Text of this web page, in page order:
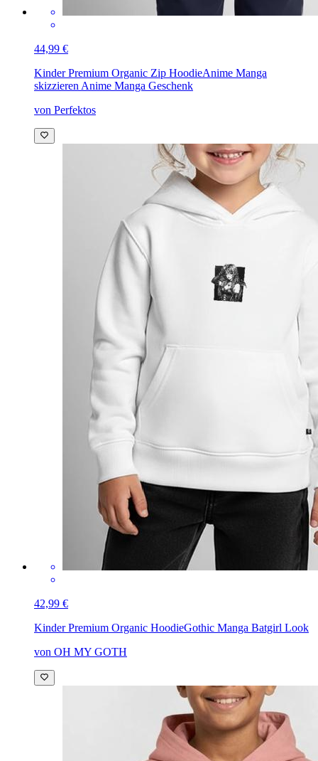
44,99 €
Kinder Premium Organic Zip HoodieAnime Manga
skizzieren Anime Manga Geschenk
von Perfektos
42,99 €
Kinder Premium Organic HoodieGothic Manga Batgirl Look
von OH MY GOTH